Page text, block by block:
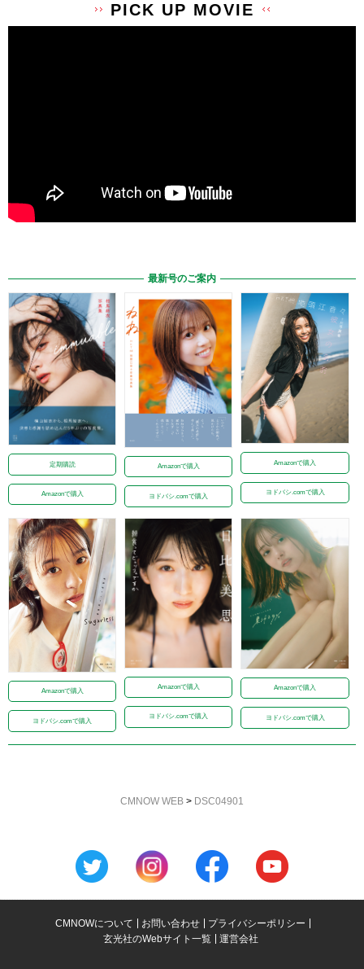
PICK UP MOVIE
最新号のご案内
定期購読
Amazonで購入
Amazonで購入
ヨドバシ.comで購入
Amazonで購入
ヨドバシ.comで購入
Amazonで購入
ヨドバシ.comで購入
Amazonで購入
ヨドバシ.comで購入
Amazonで購入
ヨドバシ.comで購入
CMNOW WEB > DSC04901
CMNOWについて お問い合わせ
プライバシーポリシー
玄光社のWebサイト一覧
運営会社